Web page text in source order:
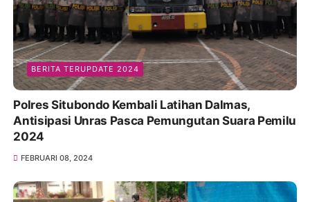
BERITA TERUPDATE 2024
Polres Situbondo Kembali Latihan Dalmas,
Antisipasi Unras Pasca Pemungutan Suara Pemilu
2024
FEBRUARI 08, 2024